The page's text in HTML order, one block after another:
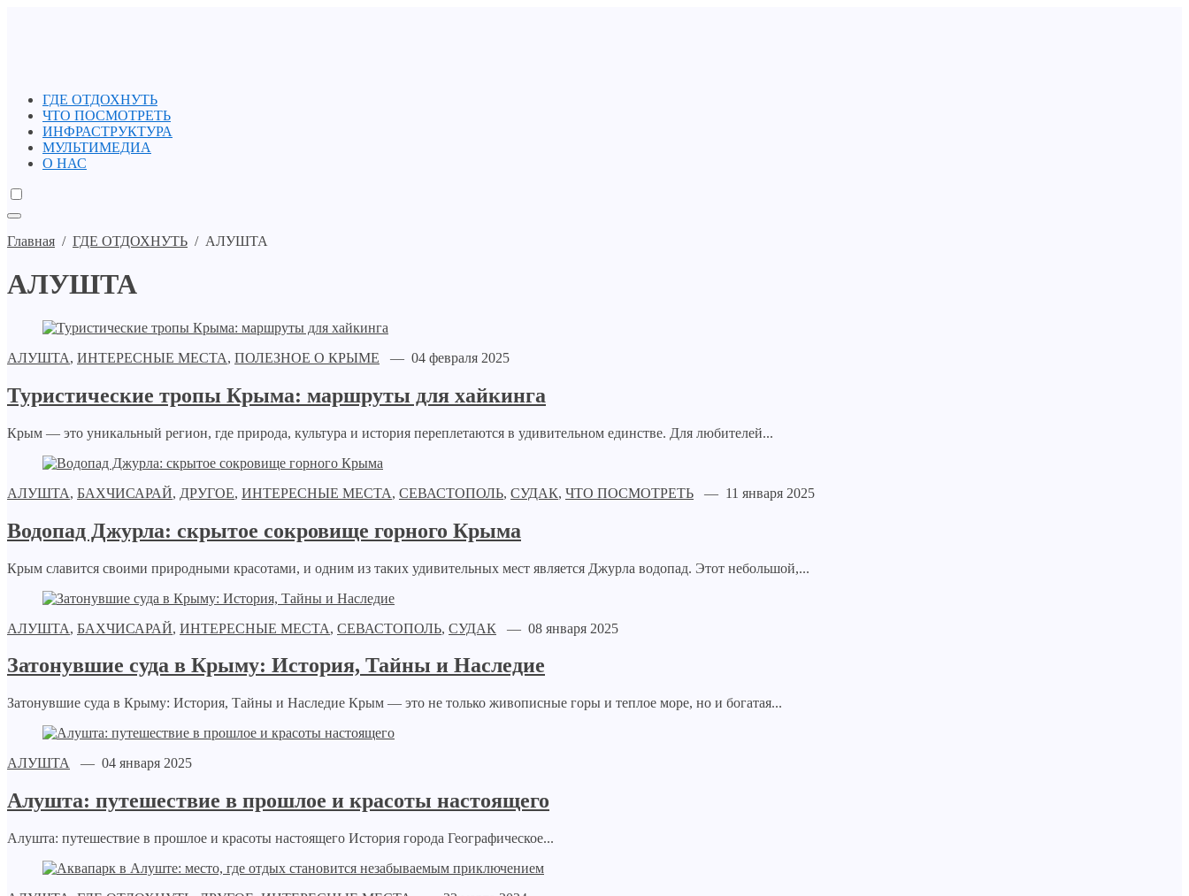
ГДЕ ОТДОХНУТЬ
ЧТО ПОСМОТРЕТЬ
ИНФРАСТРУКТУРА
МУЛЬТИМЕДИА
О НАС
Главная / ГДЕ ОТДОХНУТЬ / АЛУШТА
АЛУШТА
АЛУШТА, ИНТЕРЕСНЫЕ МЕСТА, ПОЛЕЗНОЕ О КРЫМЕ — 04 февраля 2025
Туристические тропы Крыма: маршруты для хайкинга
Крым — это уникальный регион, где природа, культура и история переплетаются в удивительном единстве. Для любителей...
АЛУШТА, БАХЧИСАРАЙ, ДРУГОЕ, ИНТЕРЕСНЫЕ МЕСТА, СЕВАСТОПОЛЬ, СУДАК, ЧТО ПОСМОТРЕТЬ — 11 января 2025
Водопад Джурла: скрытое сокровище горного Крыма
Крым славится своими природными красотами, и одним из таких удивительных мест является Джурла водопад. Этот небольшой,...
АЛУШТА, БАХЧИСАРАЙ, ИНТЕРЕСНЫЕ МЕСТА, СЕВАСТОПОЛЬ, СУДАК — 08 января 2025
Затонувшие суда в Крыму: История, Тайны и Наследие
Затонувшие суда в Крыму: История, Тайны и Наследие Крым — это не только живописные горы и теплое море, но и богатая...
АЛУШТА — 04 января 2025
Алушта: путешествие в прошлое и красоты настоящего
Алушта: путешествие в прошлое и красоты настоящего История города Географическое...